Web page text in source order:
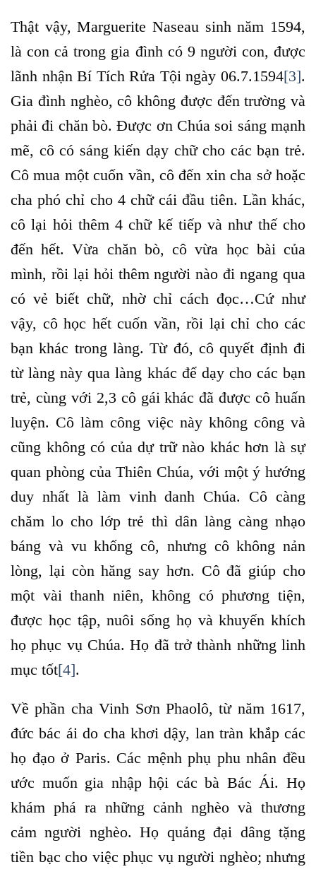
Thật vậy, Marguerite Naseau sinh năm 1594,
là con cả trong gia đình có 9 người con, được
lãnh nhận Bí Tích Rửa Tội ngày 06.7.1594[3].
Gia đình nghèo, cô không được đến trường và
phải đi chăn bò. Được ơn Chúa soi sáng mạnh
mẽ, cô có sáng kiến dạy chữ cho các bạn trẻ.
Cô mua một cuốn vần, cô đến xin cha sở hoặc
cha phó chỉ cho 4 chữ cái đầu tiên. Lần khác,
cô lại hỏi thêm 4 chữ kế tiếp và như thế cho
đến hết. Vừa chăn bò, cô vừa học bài của
mình, rồi lại hỏi thêm người nào đi ngang qua
có vẻ biết chữ, nhờ chỉ cách đọc…Cứ như
vậy, cô học hết cuốn vần, rồi lại chỉ cho các
bạn khác trong làng. Từ đó, cô quyết định đi
từ làng này qua làng khác để dạy cho các bạn
trẻ, cùng với 2,3 cô gái khác đã được cô huấn
luyện. Cô làm công việc này không công và
cũng không có của dự trữ nào khác hơn là sự
quan phòng của Thiên Chúa, với một ý hướng
duy nhất là làm vinh danh Chúa. Cô càng
chăm lo cho lớp trẻ thì dân làng càng nhạo
báng và vu khống cô, nhưng cô không nản
lòng, lại còn hăng say hơn. Cô đã giúp cho
một vài thanh niên, không có phương tiện,
được học tập, nuôi sống họ và khuyến khích
họ phục vụ Chúa. Họ đã trở thành những linh
mục tốt[4].
Về phần cha Vinh Sơn Phaolô, từ năm 1617,
đức bác ái do cha khơi dậy, lan tràn khắp các
họ đạo ở Paris. Các mệnh phụ phu nhân đều
ước muốn gia nhập hội các bà Bác Ái. Họ
khám phá ra những cảnh nghèo và thương
cảm người nghèo. Họ quảng đại dâng tặng
tiền bạc cho việc phục vụ người nghèo; nhưng